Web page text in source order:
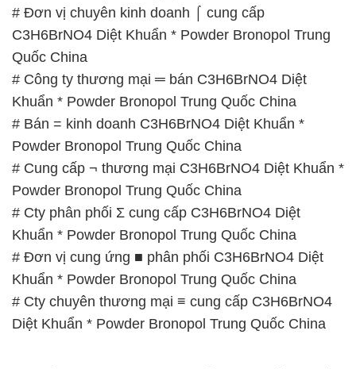
# Đơn vị chuyên kinh doanh ⌠ cung cấp
C3H6BrNO4 Diệt Khuẩn * Powder Bronopol Trung
Quốc China
# Công ty thương mại ═ bán C3H6BrNO4 Diệt
Khuẩn * Powder Bronopol Trung Quốc China
# Bán = kinh doanh C3H6BrNO4 Diệt Khuẩn *
Powder Bronopol Trung Quốc China
# Cung cấp ¬ thương mại C3H6BrNO4 Diệt Khuẩn *
Powder Bronopol Trung Quốc China
# Cty phân phối Σ cung cấp C3H6BrNO4 Diệt
Khuẩn * Powder Bronopol Trung Quốc China
# Đơn vị cung ứng ■ phân phối C3H6BrNO4 Diệt
Khuẩn * Powder Bronopol Trung Quốc China
# Cty chuyên thương mại ≡ cung cấp C3H6BrNO4
Diệt Khuẩn * Powder Bronopol Trung Quốc China